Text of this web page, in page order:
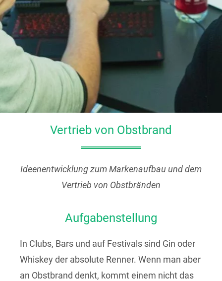
Vertrieb von Obstbrand
Ideenentwicklung zum Markenaufbau und dem
Vertrieb von Obstbränden
Aufgabenstellung
In Clubs, Bars und auf Festivals sind Gin oder
Whiskey der absolute Renner. Wenn man aber
an Obstbrand denkt, kommt einem nicht das